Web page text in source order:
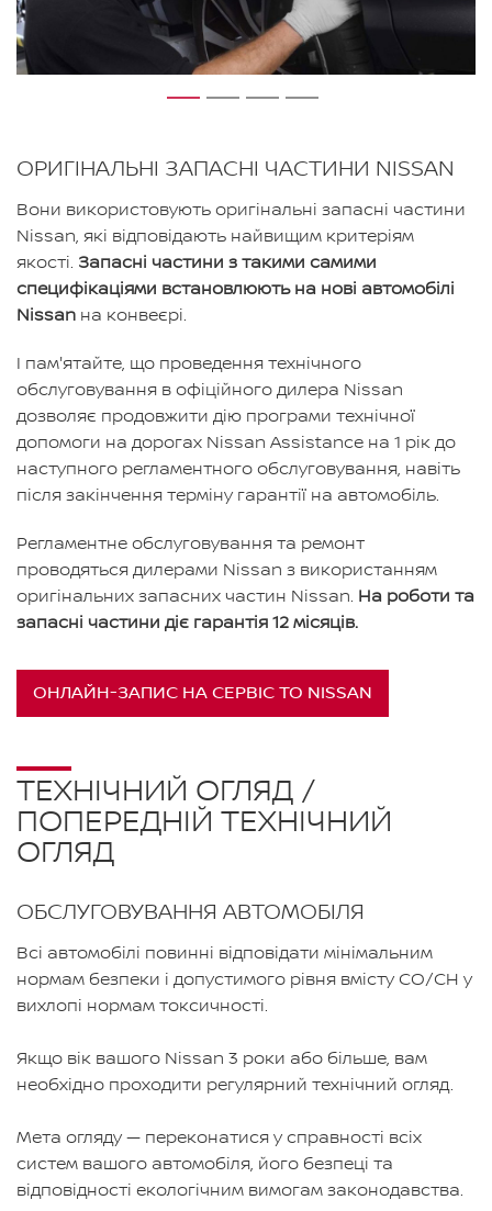
ОРИГІНАЛЬНІ ЗАПАСНІ ЧАСТИНИ NISSAN
Вони використовують оригінальні запасні частини
Nissan, які відповідають найвищим критеріям
якості. Запасні частини з такими самими
специфікаціями встановлюють на нові автомобілі
Nissan на конвеєрі.
І пам'ятайте, що проведення технічного
обслуговування в офіційного дилера Nissan
дозволяє продовжити дію програми технічної
допомоги на дорогах Nissan Assistance на 1 рік до
наступного регламентного обслуговування, навіть
після закінчення терміну гарантії на автомобіль.
Регламентне обслуговування та ремонт
проводяться дилерами Nissan з використанням
оригінальних запасних частин Nissan. На роботи та
запасні частини діє гарантія 12 місяців.
ОНЛАЙН-ЗАПИС НА СЕРВІС ТО NISSAN
ТЕХНІЧНИЙ ОГЛЯД /
ПОПЕРЕДНІЙ ТЕХНІЧНИЙ
ОГЛЯД
ОБСЛУГОВУВАННЯ АВТОМОБІЛЯ
Всі автомобілі повинні відповідати мінімальним
нормам безпеки і допустимого рівня вмісту CO/CH у
вихлопі нормам токсичності.
Якщо вік вашого Nissan 3 роки або більше, вам
необхідно проходити регулярний технічний огляд.
Мета огляду — переконатися у справності всіх
систем вашого автомобіля, його безпеці та
відповідності екологічним вимогам законодавства.